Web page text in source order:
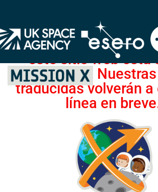
Aviso (31/03/
funcionalidad de
este sitio web está
actualizada.
traducidas volverán a
línea en